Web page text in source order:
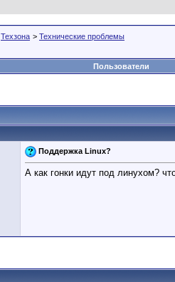
Техзона > Технические проблемы
Пользователи
Поддержка Linux?
А как гонки идут под линухом?